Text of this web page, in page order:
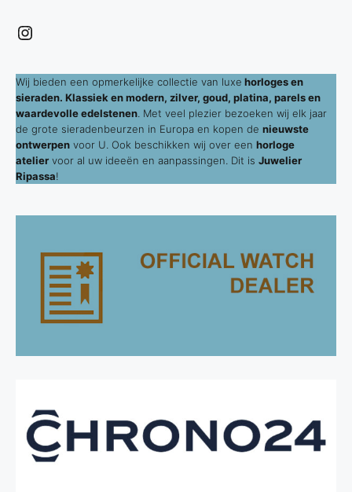
Instagram
Wij bieden een opmerkelijke collectie van luxe horloges en
sieraden. Klassiek en modern, zilver, goud, platina, parels en
waardevolle edelstenen . Met veel plezier bezoeken wij elk jaar
de grote sieradenbeurzen in Europa en kopen de nieuwste
ontwerpen voor U. Ook beschikken wij over een horloge
atelier voor al uw ideeën en aanpassingen. Dit is Juwelier
Ripassa!